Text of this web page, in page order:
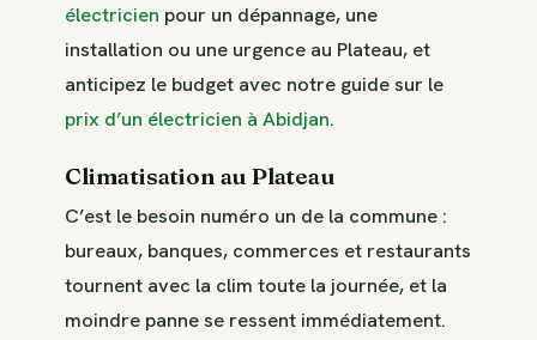
électricien pour un dépannage, une
installation ou une urgence au Plateau, et
anticipez le budget avec notre guide sur le
prix d’un électricien à Abidjan.
Climatisation au Plateau
C’est le besoin numéro un de la commune :
bureaux, banques, commerces et restaurants
tournent avec la clim toute la journée, et la
moindre panne se ressent immédiatement.